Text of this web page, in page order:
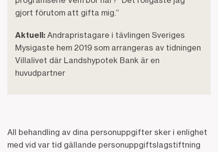
gjort förutom att gifta mig.”
Aktuell: Andrapristagare i tävlingen Sveriges
Mysigaste hem 2019 som arrangeras av tidningen
Villalivet där Landshypotek Bank är en
huvudpartner
All behandling av dina personuppgifter sker i enlighet
med vid var tid gällande personuppgiftslagstiftning